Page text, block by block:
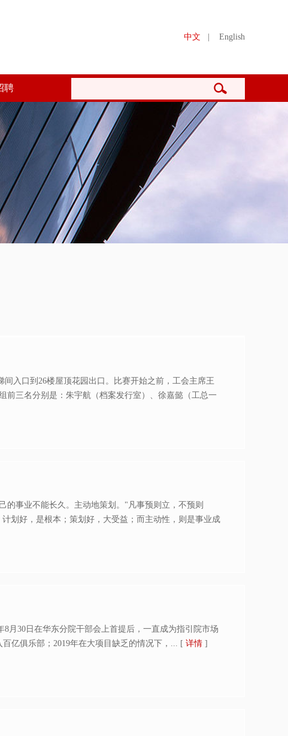
中文 English
聘
入口到26楼屋顶花园出口。比赛开始之前，工会主席王
前三名分别是：朱宇航（档案发行室）、徐嘉懿（工总一
的事业不能长久。主动地策划。"凡事预则立，不预则
划好，是根本；策划好，大受益；而主动性，则是事业成
月30日在华东分院干部会上首提后，一直成为指引院市场
亿俱乐部；2019年在大项目缺乏的情况下，... [ 详情 ]